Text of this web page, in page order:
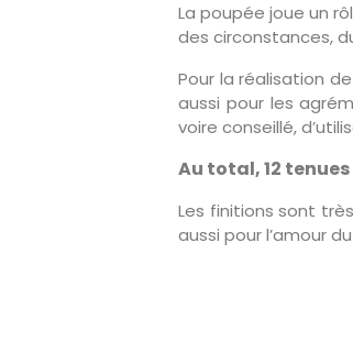
La poupée joue un
des circonstances,
Pour la réalisation
aussi pour les
voire conseillé,
Au total, 12
Les finitions sont
aussi pour l’amour